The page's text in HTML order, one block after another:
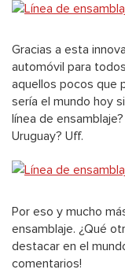
Gracias a esta
automóvil para
aquellos pocos que
sería el mundo hoy
línea de
Uruguay? Uff.
Por eso y mucho
ensamblaje. ¿Qué
destacar en el
comentarios!